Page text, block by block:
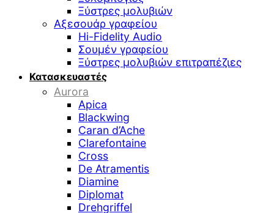
Ξύστρες μολυβιών
Αξεσουάρ γραφείου
Hi-Fidelity Audio
Σουμέν γραφείου
Ξύστρες μολυβιών επιτραπέζιες
Κατασκευαστές
Aurora
Apica
Blackwing
Caran d’Ache
Clarefontaine
Cross
De Atramentis
Diamine
Diplomat
Drehgriffel